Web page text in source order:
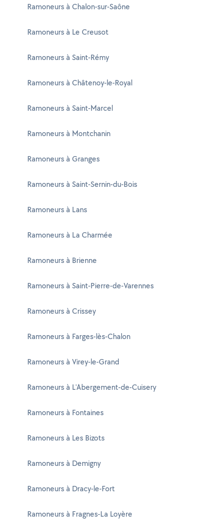
Ramoneurs à Chalon-sur-Saône
Ramoneurs à Le Creusot
Ramoneurs à Saint-Rémy
Ramoneurs à Châtenoy-le-Royal
Ramoneurs à Saint-Marcel
Ramoneurs à Montchanin
Ramoneurs à Granges
Ramoneurs à Saint-Sernin-du-Bois
Ramoneurs à Lans
Ramoneurs à La Charmée
Ramoneurs à Brienne
Ramoneurs à Saint-Pierre-de-Varennes
Ramoneurs à Crissey
Ramoneurs à Farges-lès-Chalon
Ramoneurs à Virey-le-Grand
Ramoneurs à L'Abergement-de-Cuisery
Ramoneurs à Fontaines
Ramoneurs à Les Bizots
Ramoneurs à Demigny
Ramoneurs à Dracy-le-Fort
Ramoneurs à Fragnes-La Loyère